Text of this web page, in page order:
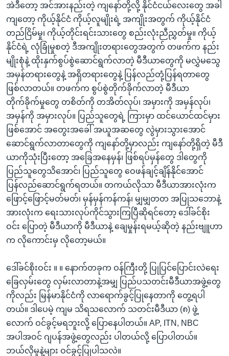
အဲဒီတော့ အင်အားနည်းတဲ့ ကျနော်တို့လို့ နိုင်ငံငယ်လေးတွေ အခါ
ကျတော့ ကိုယ့်နိုင်ငံ ကိုယ့်လူမျိုးရဲ့ အကျိုးအတွက် ကိုယ့်နိုင်ငံ
တည်ငြိမ်မှု၊ ကိုယ့်တိုင်းရင်းသားတွေ စည်းလုံးညီညွှတ်မှု။ ကိုယ့်
နိုင်ငံရဲ့ လုံခြုံမှုစတဲ့ ဒီအကျိုးတရားတွေအတွက် တဖက်က နည်း
မျိုးစုံနဲ့ ထိုးနှက်စွပ်စွဲဆောင်ရွက်လာတဲ့ မီဒီယာတွေကို မလွှဲမသွေ
အမှန်တရားတွေနဲ့ အရှိတရားတွေနဲ့ ပြန်လည်တုံ့ပြန်ရတာတွေ
ဖြစ်လာတယ်။ တဖက်က စွပ်စွဲတိုက်ခိုက်လာတဲ့ မီဒီယာ
တိုက်ခိုက်မှုတွေ တစိတ်ကို တအိတ်လုပ်၊ အမှားကို အမှန်လုပ်၊
အမှန်ကို အမှားလုပ်။ ပြည်သူတွေရဲ့ ကြားမှာ ထင်ယောင်ထင်မှား
ဖြစ်အောင် အတွေးအခေါ် အယူအဆတွေ လွဲမှားသွားအောင်
ဆောင်ရွက်လာတာတွေကို ကျနော်တို့မှာလည်း ကျနော်တို့ရှိတဲ့ မီဒီ
ယာကိုသုံးပြီးတော့ အခြေအနေမှန်၊ ဖြစ်ရပ်မှန်တွေ ဒါတွေကို
ပြည်သူတွေသိအောင်၊ ပြည်သူတွေ ဝေဖန်ချင့်ချိန်နိုင်အောင်
ပြန်လည်ဆောင်ရွက်ရတယ်။ တကယ်လိုသာ မီဒီယာအားလုံးက
ဖြောင့်ဖြောင့်မတ်မတ်၊ မှန်မှန်ကန်ကန်၊ မျှမျှတတ အပြုသဘောနဲ့
အားလုံးက ရေးသားလုပ်ကိုင်သွားကြပြီဆိုရင်တော့ ဒေါ်ခင်စိုး
ဝင်း ပြောတဲ့ မီဒီယာကို မီဒီယာနဲ့ ချေမှုန်းရမယ့်ဆိုတဲ့ နည်းဗျူဟာ
က လိုကောင်းမှ လိုတော့မယ်။
ဒေါ်ခင်စိုးဝင်း ။ ။ နောက်တခုက ဝန်ကြီးတို့ ပြုပြင်ပြောင်းလဲရေး
ခြေလှမ်းတွေ လှမ်းလာတာနဲ့အမျှ ပြည်ပသတင်းမီဒီယာအဖွဲ့တွေ
ကိုလည်း မြန်မာနိုင်ငံကို လာရောက်ခွင့်ပြုနေတာကို တွေ့ရပါ
တယ်။ ဒါပေမဲ့ ကျမ သိရသလောက် သတင်းမီဒီယာ (၈) ဖွဲ့
လောက် ဝင်ခွင့်မရဘူးလို့ ပြောနေပါတယ်။ AP, ITN, NBC
အပါအဝင် ဂျပန်အဖွဲ့တွေလည်း ပါတယ်လို့ ပြောပါတယ်။
ဘယ်လိုမူနဲ့များ ဝင်ခွင့်ပြုပါသလဲ။